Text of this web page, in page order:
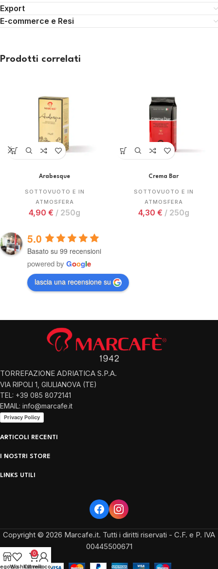
Export
E-commerce e Resi
Prodotti correlati
Arabesque
SOTTOVUOTO E IN
ATMOSFERA
4,90 € 250g
Crema Bar
SOTTOVUOTO E IN
ATMOSFERA
4,30 € 250g
5.0
Basato su 99 recensioni
powered by Google
lascia una recensione su
TORREFAZIONE ADRIATICA S.P.A.
VIA RIPOLI 1, GIULIANOVA (TE)
TEL: +39 085 8072141
EMAIL: info@marcafe.it
Privacy Policy
ARTICOLI RECENTI
I NOSTRI STORE
LINKS UTILI
Copyright © 2026 Marcafe.it. Tutti i diritti riservati - C.F. e P. IVA
00445500671
Wishlist
0
Carrello
Il mio conto